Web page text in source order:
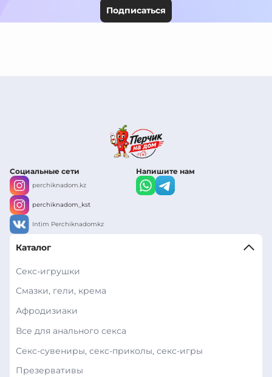
Подписаться
Социальные сети
perchiknadom.kz
perchiknadom_kst
Intim Perchiknadomkz
Напишите нам
Каталог
Секс-игрушки
Смазки, гели, крема
Афродизиаки
Все для анального секса
Секс-сувениры, секс-приколы, секс-игры
Презервативы